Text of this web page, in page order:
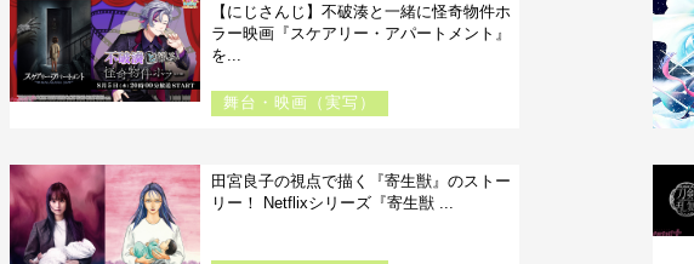
【にじさんじ】不破湊と一緒に怪奇物件ホ
ラー映画『スケアリー・アパートメント』
を...
舞台・映画（実写）
田宮良子の視点で描く『寄生獣』のストー
リー！ Netflixシリーズ『寄生獣 ...